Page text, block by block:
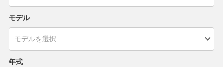
モデル
年式